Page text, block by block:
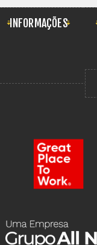
INFORMAÇÕES